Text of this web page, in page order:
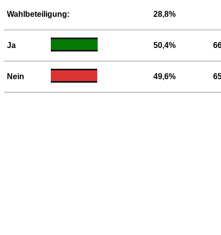
Wahlbeteiligung: 28,8%
Ja 50,4%
Nein 49,6%